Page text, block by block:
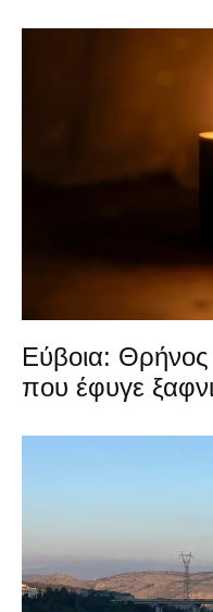
Εύβοια: Θρήνος
που έφυγε